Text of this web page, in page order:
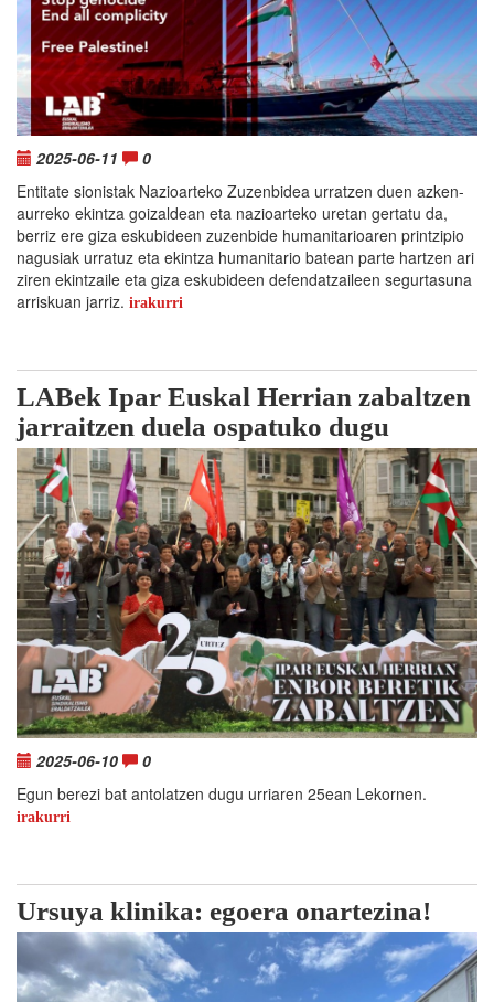
2025-06-11
0
Entitate sionistak Nazioarteko Zuzenbidea urratzen duen azken-
aurreko ekintza goizaldean eta nazioarteko uretan gertatu da,
berriz ere giza eskubideen zuzenbide humanitarioaren printzipio
nagusiak urratuz eta ekintza humanitario batean parte hartzen ari
ziren ekintzaile eta giza eskubideen defendatzaileen segurtasuna
arriskuan jarriz. irakurri
LABek Ipar Euskal Herrian zabaltzen
jarraitzen duela ospatuko dugu
2025-06-10
0
Egun berezi bat antolatzen dugu urriaren 25ean Lekornen.
irakurri
Ursuya klinika: egoera onartezina!